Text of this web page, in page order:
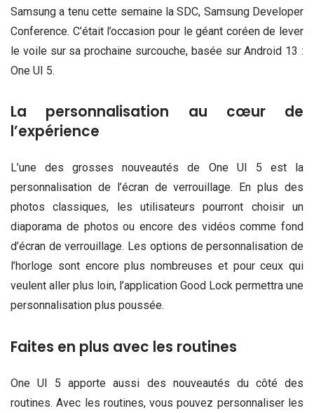
Samsung a tenu cette semaine la SDC, Samsung Developer
Conference. C’était l’occasion pour le géant coréen de lever
le voile sur sa prochaine surcouche, basée sur Android 13 :
One UI 5.
La personnalisation au cœur de
l’expérience
L’une des grosses nouveautés de One UI 5 est la
personnalisation de l’écran de verrouillage. En plus des
photos classiques, les utilisateurs pourront choisir un
diaporama de photos ou encore des vidéos comme fond
d’écran de verrouillage. Les options de personnalisation de
l’horloge sont encore plus nombreuses et pour ceux qui
veulent aller plus loin, l’application Good Lock permettra une
personnalisation plus poussée.
Faites en plus avec les routines
One UI 5 apporte aussi des nouveautés du côté des
routines. Avec les routines, vous pouvez personnaliser les